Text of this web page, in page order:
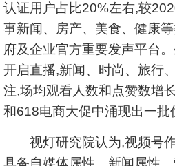
认证用户占比20%左右,较
事新闻、房产、美食、健康
府及企业官方重要发声平台
开启直播,新闻、时尚、旅行
注,场均观看人数和点赞数增
和618电商大促中涌现出一批
视灯研究院认为,视频号作
具备自媒体属性、新闻属性